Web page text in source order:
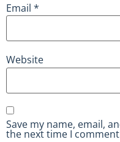
Email *
Website
Save my name, email,
the next time I